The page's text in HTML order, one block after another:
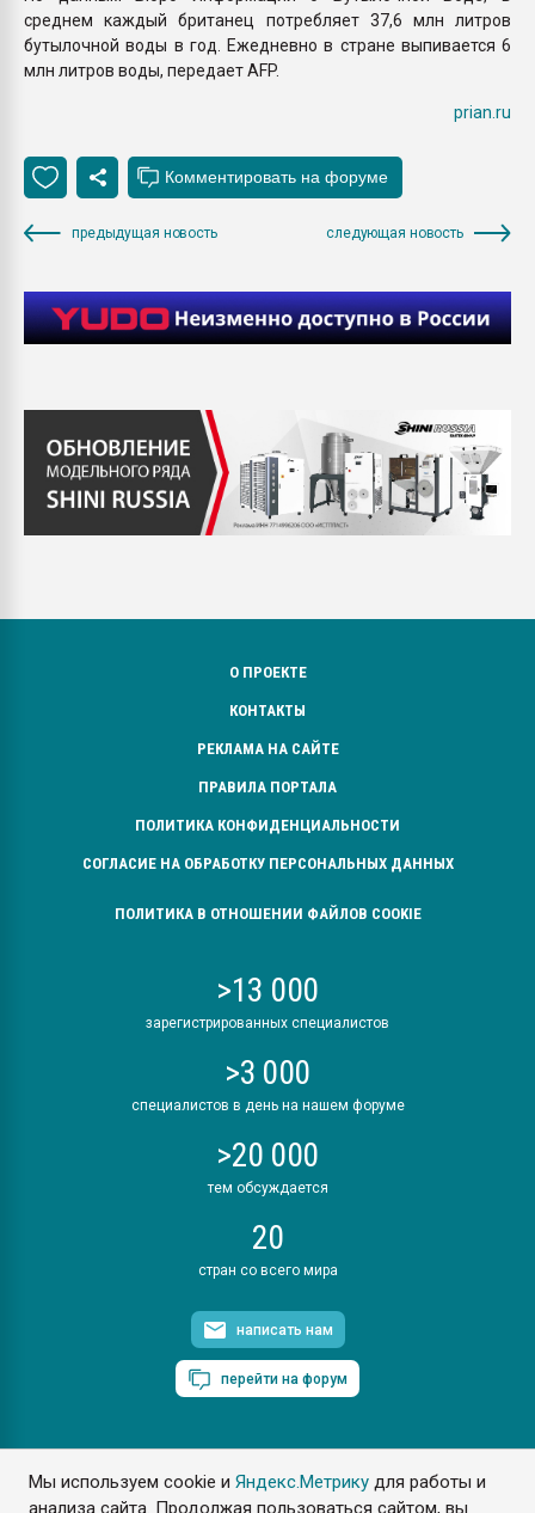
Мы используем cookie иЯндекс.Метрику для работы и
анализа сайта. Продолжая пользоваться сайтом, вы
среднем каждый британец потребляет 37,6 млн литров
бутылочной воды в год. Ежедневно в стране выпивается 6
млн литров воды, передает AFP.
prian.ru
предыдущая новость следующая новость
О ПРОЕКТЕ
КОНТАКТЫ
РЕКЛАМА НА САЙТЕ
ПРАВИЛА ПОРТАЛА
ПОЛИТИКА КОНФИДЕНЦИАЛЬНОСТИ
СОГЛАСИЕ НА ОБРАБОТКУ ПЕРСОНАЛЬНЫХ ДАННЫХ
ПОЛИТИКА В ОТНОШЕНИИ ФАЙЛОВ COOKIE
>13 000
зарегистрированных специалистов
>3 000
специалистов в день на нашем форуме
>20 000
тем обсуждается
20
стран со всего мира
написать нам
перейти на форум
ПластЭксперт © 2006. Все права защищены
Разрешается копирование материалов сайта с обязательной